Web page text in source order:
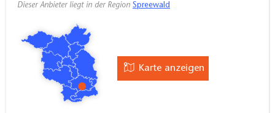
Dieser Anbieter liegt in der Region Spreewald
Karte anzeigen